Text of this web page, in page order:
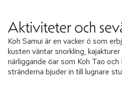
Aktiviteter och
Koh Samui är en vacker ö som
kusten väntar snorkling,
närliggande öar som Koh Tao och
stränderna bjuder in till lugnare